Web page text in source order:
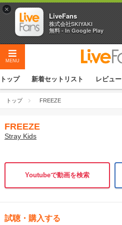
MENU
トップ 新着セットリスト レビュー
トップ FREEZE
FREEZE
Stray Kids
Youtubeで動画を検索
試聴・購入する
×
LiveFans
株式会社SKIYAKI
無料 - In Google Play